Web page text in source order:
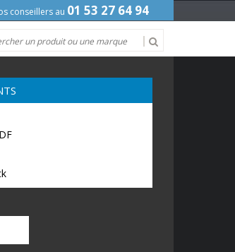
conseillers au 01 53 27 64 94